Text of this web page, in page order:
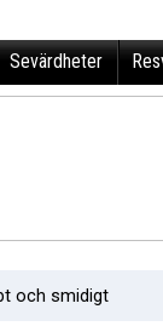
Sevärdheter
och smidigt